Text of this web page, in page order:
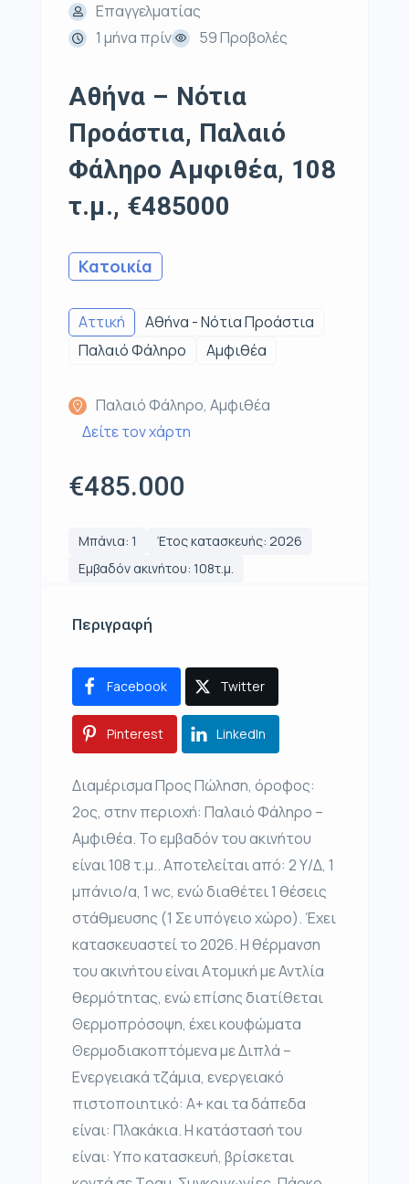
Επαγγελματίας
1 μήνα πρίν
59 Προβολές
Αθήνα – Νότια
Προάστια, Παλαιό
Φάληρο Αμφιθέα, 108
τ.μ., €485000
Κατοικία
Αττική
Αθήνα - Νότια Προάστια
Παλαιό Φάληρο
Αμφιθέα
Παλαιό Φάληρο, Αμφιθέα
Δείτε τον χάρτη
€485.000
Μπάνια: 1
Έτος κατασκευής: 2026
Εμβαδόν ακινήτου: 108τ.μ.
Περιγραφή
Facebook Twitter
Pinterest LinkedIn
Διαμέρισμα Προς Πώληση, όροφος:
2ος, στην περιοχή: Παλαιό Φάληρο –
Αμφιθέα. Το εμβαδόν του ακινήτου
είναι 108 τ.μ.. Αποτελείται από: 2 Υ/Δ, 1
μπάνιο/α, 1 wc, ενώ διαθέτει 1 θέσεις
στάθμευσης (1 Σε υπόγειο χώρο). Έχει
κατασκευαστεί το 2026. Η θέρμανση
του ακινήτου είναι Ατομική με Αντλία
θερμότητας, ενώ επίσης διατίθεται
Θερμοπρόσοψη, έχει κουφώματα
Θερμοδιακοπτόμενα με Διπλά –
Ενεργειακά τζάμια, ενεργειακό
πιστοποιητικό: Α+ και τα δάπεδα
είναι: Πλακάκια. Η κατάστασή του
είναι: Υπο κατασκευή, βρίσκεται